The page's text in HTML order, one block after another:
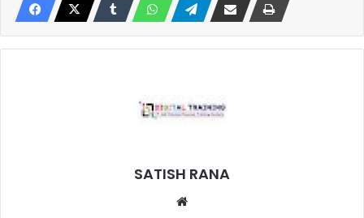
SATISH RANA